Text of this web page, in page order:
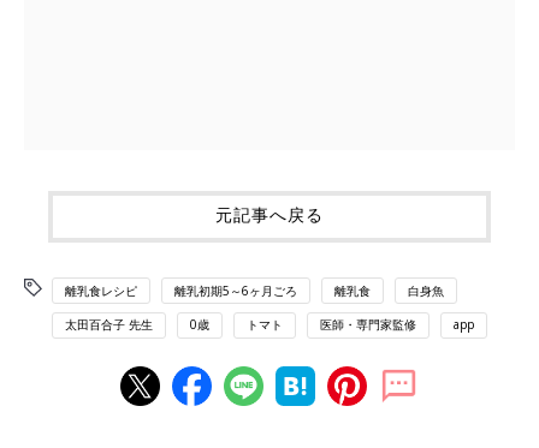
元記事へ戻る
離乳食レシピ 離乳初期5～6ヶ月ごろ 離乳食 白身魚
太田百合子 先生 0歳 トマト 医師・専門家監修 app